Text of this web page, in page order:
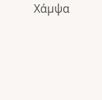
Χάμψα